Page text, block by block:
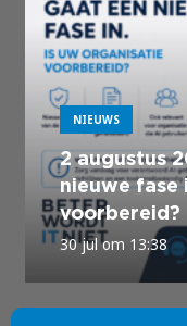
NIEUWS
2 augustus
nieuwe fase
voorbereid?
30 jul om 13:38